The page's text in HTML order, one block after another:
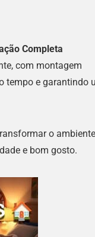
Completa
com montagem
tempo e garantindo
o ambiente
e bom gosto.